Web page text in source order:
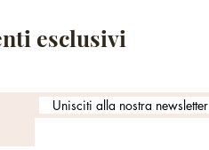
esclusivi
Unisciti alla nostra newsletter